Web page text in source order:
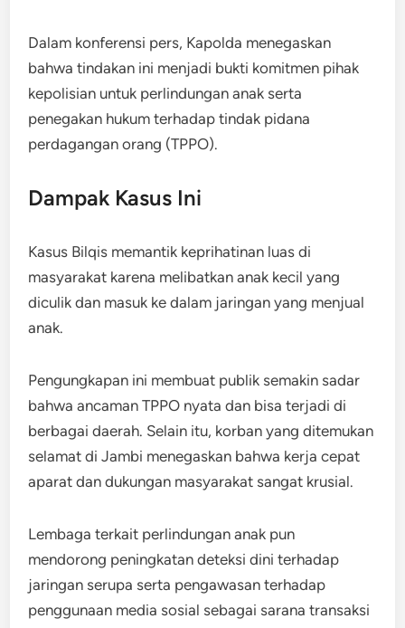
Dalam konferensi pers, Kapolda menegaskan
bahwa tindakan ini menjadi bukti komitmen pihak
kepolisian untuk perlindungan anak serta
penegakan hukum terhadap tindak pidana
perdagangan orang (TPPO).
Dampak Kasus Ini
Kasus Bilqis memantik keprihatinan luas di
masyarakat karena melibatkan anak kecil yang
diculik dan masuk ke dalam jaringan yang menjual
anak.
Pengungkapan ini membuat publik semakin sadar
bahwa ancaman TPPO nyata dan bisa terjadi di
berbagai daerah. Selain itu, korban yang ditemukan
selamat di Jambi menegaskan bahwa kerja cepat
aparat dan dukungan masyarakat sangat krusial.
Lembaga terkait perlindungan anak pun
mendorong peningkatan deteksi dini terhadap
jaringan serupa serta pengawasan terhadap
penggunaan media sosial sebagai sarana transaksi